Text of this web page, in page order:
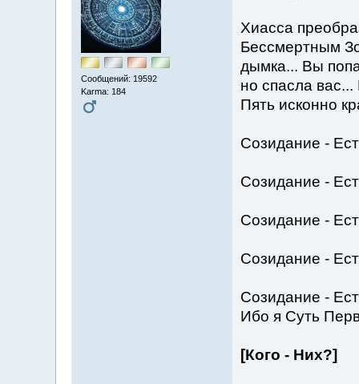
Сообщений: 19592
Karma: 184
Хиасса
Бессмертным
дымка... Вы
но спасла
Пять исконно
Созидание -
Созидание -
Созидание -
Созидание -
Созидание -
Ибо я Суть
[Кого - Них?]